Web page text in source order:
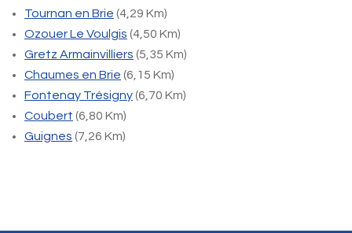
Tournan en Brie (4,29 Km)
Ozouer Le Voulgis (4,50 Km)
Gretz Armainvilliers (5,35 Km)
Chaumes en Brie (6,15 Km)
Fontenay Trésigny(6,70 Km)
Coubert (6,80 Km)
Guignes (7,26 Km)